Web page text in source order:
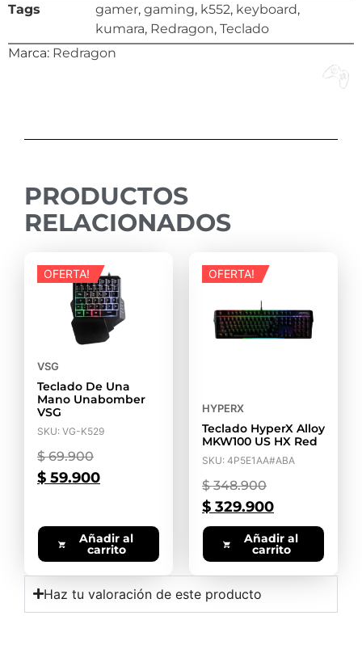
Tags
gamer, gaming, k552, keyboard,
kumara, Redragon, Teclado
Marca: Redragon
PRODUCTOS
RELACIONADOS
OFERTA!
VSG
Teclado De Una
Mano Unabomber
VSG
SKU: VG-K529
$69.900
$ 59.900
Añadir al
carrito
OFERTA!
HYPERX
Teclado HyperX Alloy
MKW100 US HX Red
SKU: 4P5E1AA#ABA
$348.900
$ 329.900
Añadir al
carrito
Haz tu valoración de este producto